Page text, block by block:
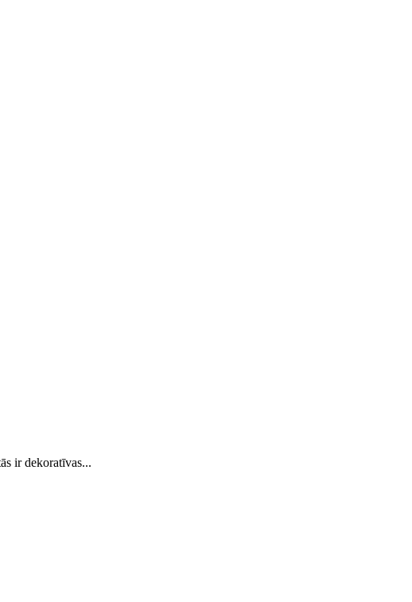
ir dekoratīvas...